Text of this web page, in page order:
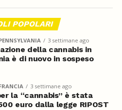
POPOLARI
3 settimane ago
della cannabis in
è di nuovo in sospeso
3 settimane ago
la “cannabis” è stata
euro dalla legge RIPOST